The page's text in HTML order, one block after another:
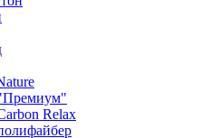
Relax